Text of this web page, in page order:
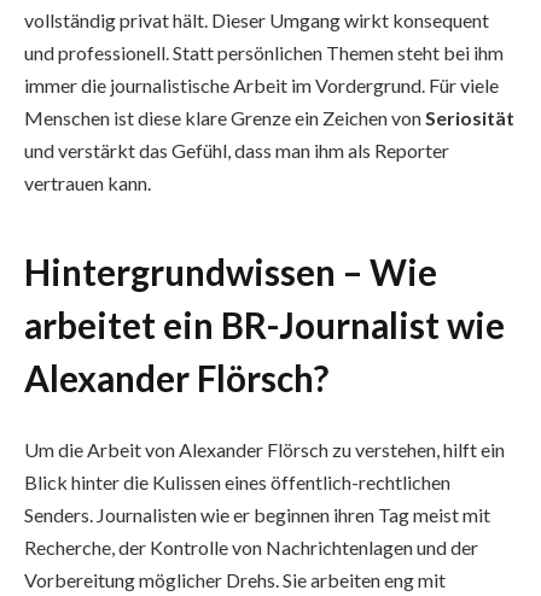
vollständig privat hält. Dieser Umgang wirkt konsequent
und professionell. Statt persönlichen Themen steht bei ihm
immer die journalistische Arbeit im Vordergrund. Für viele
Menschen ist diese klare Grenze ein Zeichen von Seriosität
und verstärkt das Gefühl, dass man ihm als Reporter
vertrauen kann.
Hintergrundwissen – Wie
arbeitet ein BR-Journalist wie
Alexander Flörsch?
Um die Arbeit von Alexander Flörsch zu verstehen, hilft ein
Blick hinter die Kulissen eines öffentlich-rechtlichen
Senders. Journalisten wie er beginnen ihren Tag meist mit
Recherche, der Kontrolle von Nachrichtenlagen und der
Vorbereitung möglicher Drehs. Sie arbeiten eng mit